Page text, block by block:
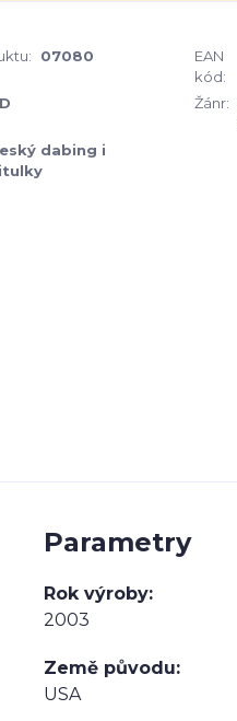
07080
EAN
kód:
Žánr:
dabing i
Parametry
Rok výroby
2003
Země původu
USA